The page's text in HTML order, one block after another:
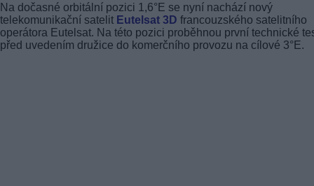
Na dočasné orbitální pozici 1,6°E se nyní nachází nový
telekomunikační satelit Eutelsat 3D francouzského satelitního
operátora Eutelsat. Na této pozici proběhnou první technické
před uvedením družice do komerčního provozu na cílové 3°E.